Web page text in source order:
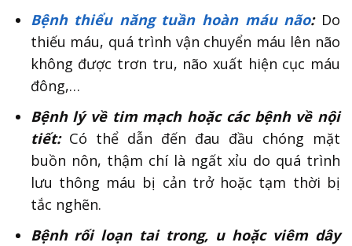
Bệnh thiểu năng tuần hoàn máu não:Do
thiếu máu, quá trình vận chuyển máu lên não
không được trơn tru, não xuất hiện cục máu
đông,…
Bệnh lý về tim mạch hoặc các bệnh về nội
tiết:Có thể dẫn đến đau đầu chóng mặt
buồn nôn, thậm chí là ngất xỉu do quá trình
lưu thông máu bị cản trở hoặc tạm thời bị
tắc nghẽn.
Bệnh rối loạn tai trong, u hoặc viêm dây